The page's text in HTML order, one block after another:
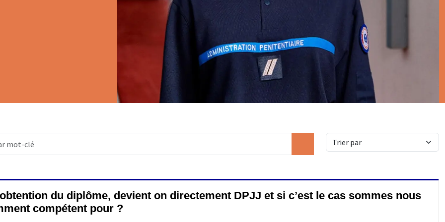
du diplôme, devient on directement DPJJ et si c’est le cas sommes nous
compétent pour ?